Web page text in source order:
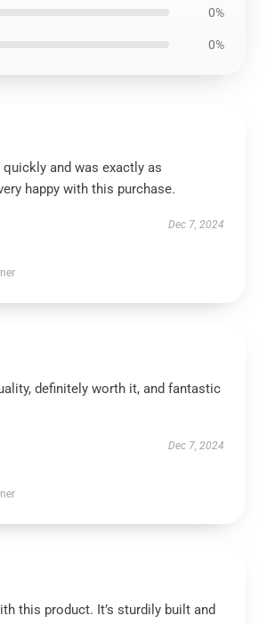
0%
0%
and was exactly as
happy with this purchase.
Dec 7, 2024
definitely worth it, and fantastic
Dec 7, 2024
this product. It’s sturdily built and